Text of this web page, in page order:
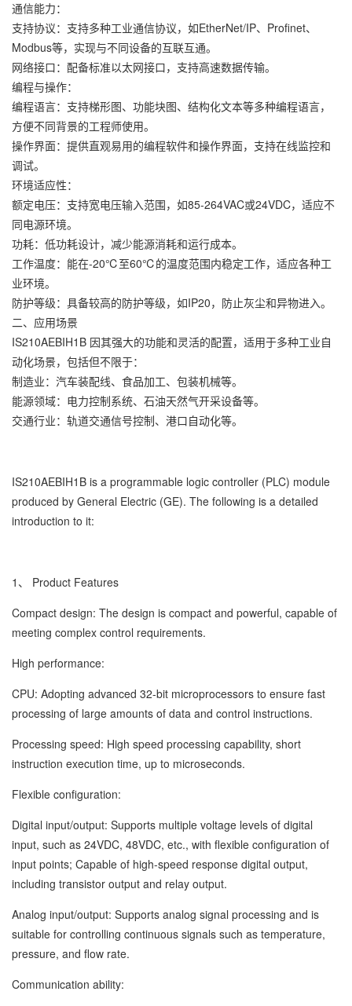
通信能力：
支持协议：支持多种工业通信协议，如EtherNet/IP、Profinet、
Modbus等，实现与不同设备的互联互通。
网络接口：配备标准以太网接口，支持高速数据传输。
编程与操作：
编程语言：支持梯形图、功能块图、结构化文本等多种编程语言，
方便不同背景的工程师使用。
操作界面：提供直观易用的编程软件和操作界面，支持在线监控和
调试。
环境适应性：
额定电压：支持宽电压输入范围，如85-264VAC或24VDC，适应不
同电源环境。
功耗：低功耗设计，减少能源消耗和运行成本。
工作温度：能在-20℃至60℃的温度范围内稳定工作，适应各种工
业环境。
防护等级：具备较高的防护等级，如IP20，防止灰尘和异物进入。
二、应用场景
IS210AEBIH1B 因其强大的功能和灵活的配置，适用于多种工业自
动化场景，包括但不限于：
制造业：汽车装配线、食品加工、包装机械等。
能源领域：电力控制系统、石油天然气开采设备等。
交通行业：轨道交通信号控制、港口自动化等。
IS210AEBIH1B is a programmable logic controller (PLC) module
produced by General Electric (GE). The following is a detailed
introduction to it:
1、 Product Features
Compact design: The design is compact and powerful, capable of
meeting complex control requirements.
High performance:
CPU: Adopting advanced 32-bit microprocessors to ensure fast
processing of large amounts of data and control instructions.
Processing speed: High speed processing capability, short
instruction execution time, up to microseconds.
Flexible configuration:
Digital input/output: Supports multiple voltage levels of digital
input, such as 24VDC, 48VDC, etc., with flexible configuration of
input points; Capable of high-speed response digital output,
including transistor output and relay output.
Analog input/output: Supports analog signal processing and is
suitable for controlling continuous signals such as temperature,
pressure, and flow rate.
Communication ability: